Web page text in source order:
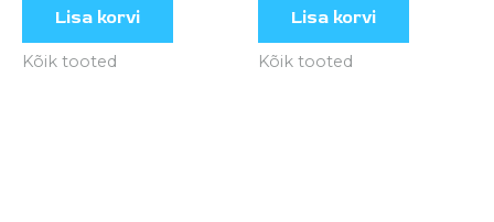
Lisa korvi
Kõik tooted
Lisa korvi
Kõik tooted